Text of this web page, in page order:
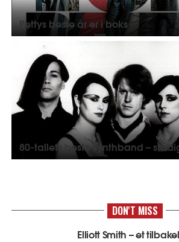
Pettys beste år er i boks
80-tallets beste synthband –
DON'T MISS
Elliott Smith – et